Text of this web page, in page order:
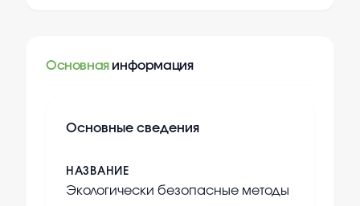
Основная информация
Основные сведения
НАЗВАНИЕ
Экологически безопасные методы